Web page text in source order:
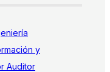
y
Auditor